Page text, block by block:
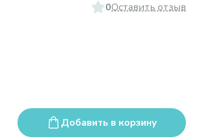
0Оставить отзыв
Добавить в корзину